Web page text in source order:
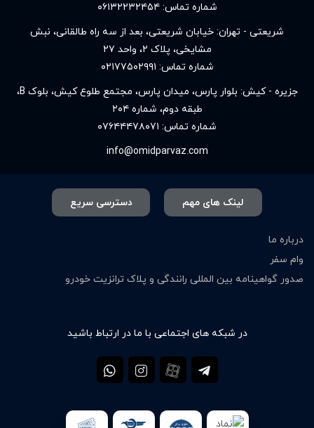
شماره تماس:۰۶۱۳۲۲۳۲۴۵۴
شریعتی - تهران: خیابان شریعتی، بعد از سه راه طالقانی، نبش
مشایخی، پلاک ۲، واحد ۲۷
شماره تماس: ۰۲۱۷۷۵۰۲۹۹۱
جزیره - کیش: بلوار پارس، میدان پارس، مجتمع طلوع کیش، بلوک B،
طبقه دوم، شماره ۲۰۴
شماره تماس: ۰۷۶۴۴۴۷۸۰۷۱
info@omidparvaz.com
لینک های مهم دسترسی سریع
درباره ما
وام سفر
صدور گواهینامه بین المللی رانندگی و پلاک ترانزیت خودرو
در شبکه های اجتماعی با ما در ارتباط باشید